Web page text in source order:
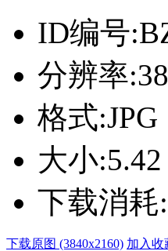
ID编号:
分辨率:
格式:JPG
大小:
下载消耗:
下载原图 (3840x2160) 加入收